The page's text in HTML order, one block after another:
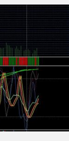
脱水シート